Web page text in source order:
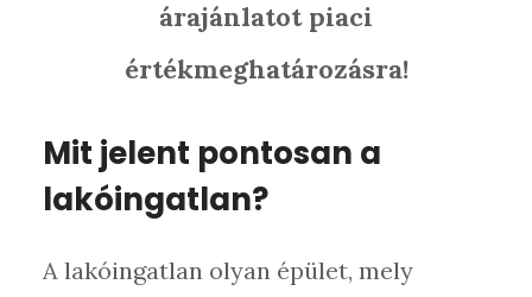
árajánlatot piaci
értékmeghatározásra!
Mit jelent pontosan a
lakóingatlan?
A lakóingatlan olyan épület, mely